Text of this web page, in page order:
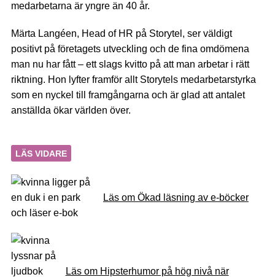
medarbetarna är yngre än 40 år.
Märta Langéen, Head of HR på Storytel, ser väldigt
positivt på företagets utveckling och de fina omdömena
man nu har fått – ett slags kvitto på att man arbetar i rätt
riktning. Hon lyfter framför allt Storytels medarbetarstyrka
som en nyckel till framgångarna och är glad att antalet
anställda ökar världen över.
LÄS VIDARE
Läs om Ökad läsning av e-böcker
Läs om Hipsterhumor på hög nivå när